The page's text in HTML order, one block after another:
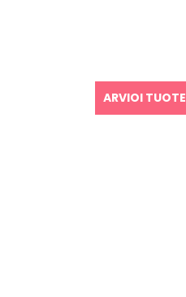
ARVIOI TUOTE